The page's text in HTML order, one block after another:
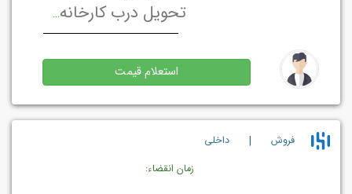
تحویل درب کارخانه/ انبار فروشنده تهران, ایران
استعلام قیمت
فروش | داخلي
زمان انقضاء: